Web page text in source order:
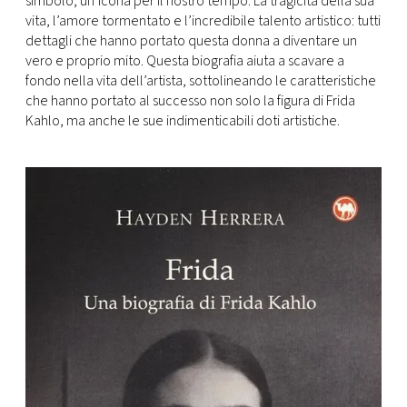
vita, l’amore tormentato e l’incredibile talento artistico: tutti
dettagli che hanno portato questa donna a diventare un
vero e proprio mito. Questa biografia aiuta a scavare a
fondo nella vita dell’artista, sottolineando le caratteristiche
che hanno portato al successo non solo la figura di Frida
Kahlo, ma anche le sue indimenticabili doti artistiche.